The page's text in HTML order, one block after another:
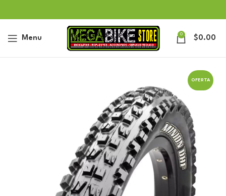
Menu 0 $0.00
OFERTA